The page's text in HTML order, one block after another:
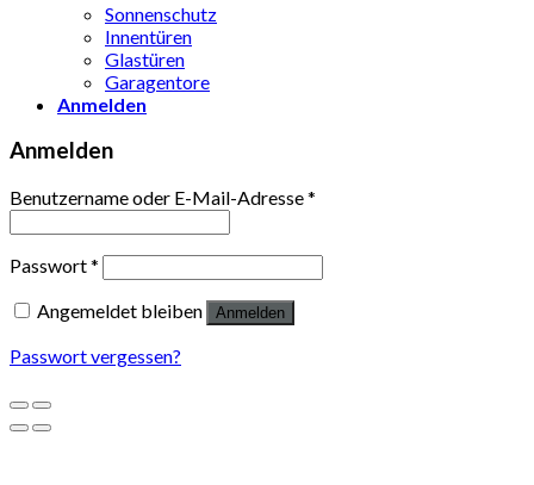
Sonnenschutz
Innentüren
Glastüren
Garagentore
Anmelden
Anmelden
Benutzername oder E-Mail-Adresse*
Passwort*
Angemeldet bleiben
Anmelden
Passwort vergessen?